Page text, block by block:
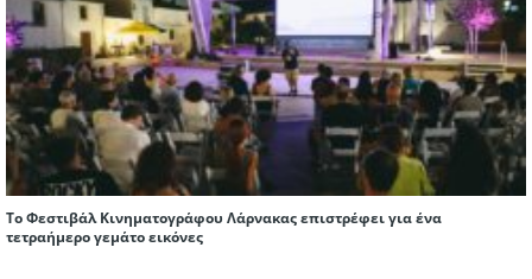
Το Φεστιβάλ Κινηματογράφου Λάρνακας επιστρέφει για ένα
τετραήμερο γεμάτο εικόνες